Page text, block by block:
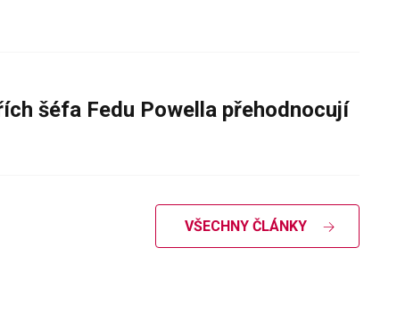
šéfa Fedu Powella přehodnocují
VŠECHNY ČLÁNKY